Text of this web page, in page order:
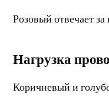
Розовый отвечает
Нагрузка
Коричневый и